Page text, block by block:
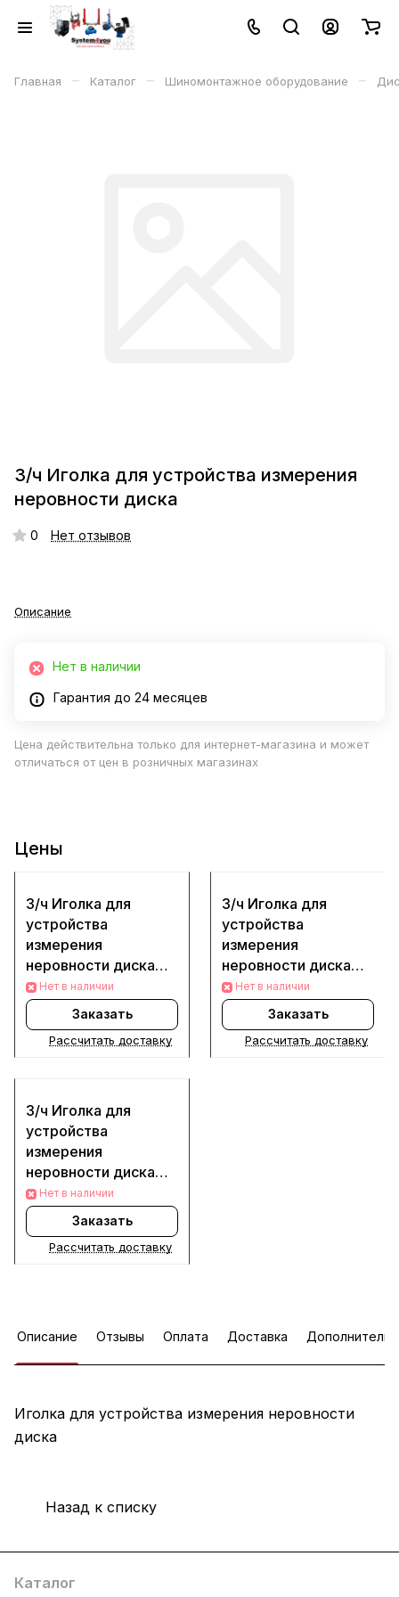
Главная – Каталог – Шиномонтажное оборудование –
З/ч Иголка для устройства измерения
неровности диска
0 Нет отзывов
Описание
Нет в наличии
Гарантия до 24 месяцев
Цена действительна только для интернет-магазина и может
отличаться от цен в розничных магазинах
Цены
З/ч Иголка для
устройства
измерения
неровности диска
(Красный)
Нет в наличии
Заказать
Рассчитать доставку
З/ч Иголка для
устройства
измерения
неровности диска
(Синий)
Нет в наличии
Заказать
Рассчитать доставку
З/ч Иголка для
устройства
измерения
неровности диска
(Черный)
Нет в наличии
Заказать
Рассчитать доставку
Описание Отзывы Оплата Доставка
Иголка для устройства измерения неровности
диска
Назад к списку
Каталог